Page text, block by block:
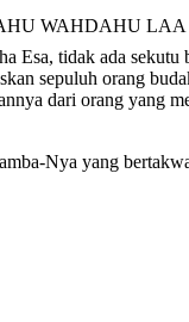
tidak ada sekutu
sepuluh orang
dari orang yang
Nya yang